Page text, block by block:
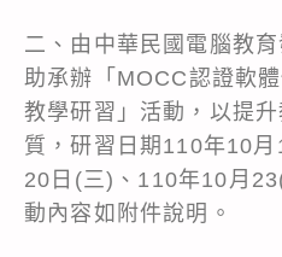
二、由中華民國電腦教
助承辦「MOCC認證軟
教學研習」活動，以提
質，研習日期110年10
20日(三)、110年10月
動內容如附件說明。